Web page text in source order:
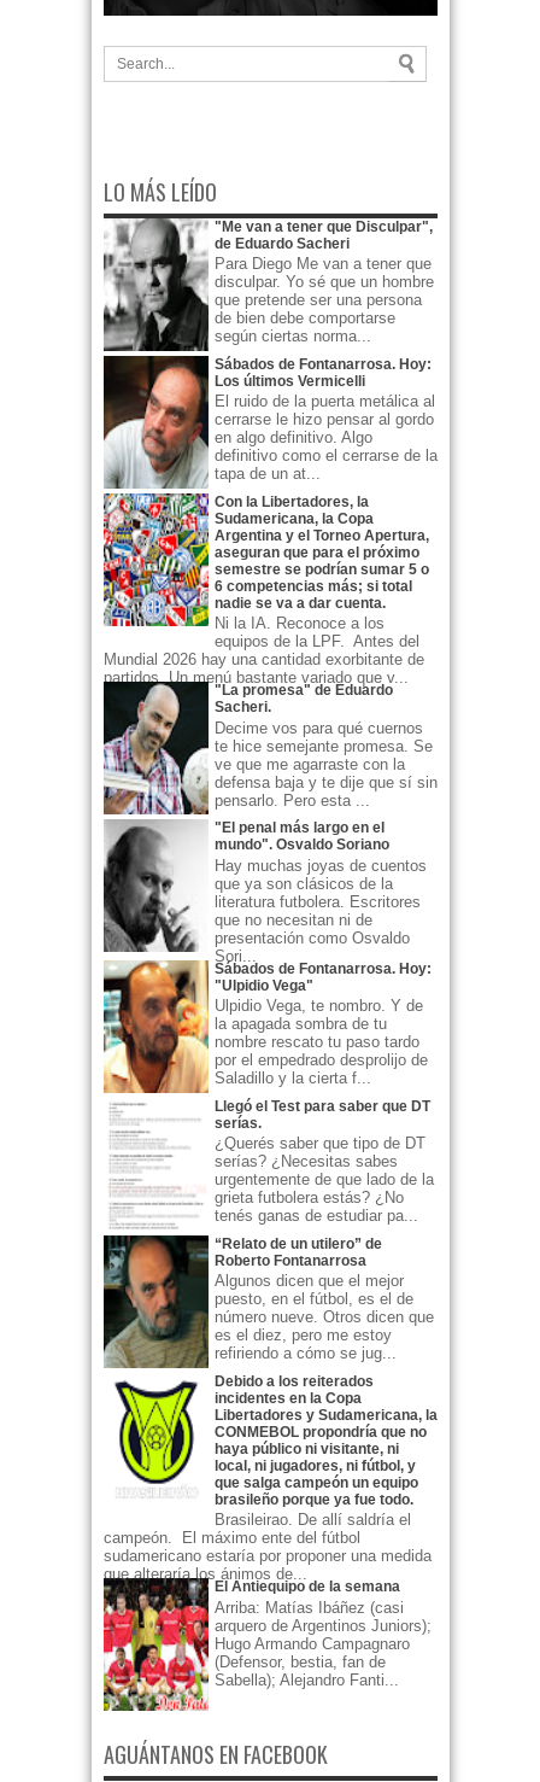
LO MÁS LEÍDO
"Me van a tener que Disculpar",
de Eduardo Sacheri
Para Diego Me van a tener que
disculpar. Yo sé que un hombre
que pretende ser una persona
de bien debe comportarse
según ciertas norma...
Sábados de Fontanarrosa. Hoy:
Los últimos Vermicelli
El ruido de la puerta metálica al
cerrarse le hizo pensar al gordo
en algo definitivo. Algo
definitivo como el cerrarse de la
tapa de un at...
Con la Libertadores, la
Sudamericana, la Copa
Argentina y el Torneo Apertura,
aseguran que para el próximo
semestre se podrían sumar 5 o
6 competencias más; si total
nadie se va a dar cuenta.
Ni la IA. Reconoce a los
equipos de la LPF. Antes del
Mundial 2026 hay una cantidad exorbitante de
partidos. Un menú bastante variado que v...
"La promesa" de Eduardo
Sacheri.
Decime vos para qué cuernos
te hice semejante promesa. Se
ve que me agarraste con la
defensa baja y te dije que sí sin
pensarlo. Pero esta ...
"El penal más largo en el
mundo". Osvaldo Soriano
Hay muchas joyas de cuentos
que ya son clásicos de la
literatura futbolera. Escritores
que no necesitan ni de
presentación como Osvaldo
Sori...
Sábados de Fontanarrosa. Hoy:
"Ulpidio Vega"
Ulpidio Vega, te nombro. Y de
la apagada sombra de tu
nombre rescato tu paso tardo
por el empedrado desprolijo de
Saladillo y la cierta f...
Llegó el Test para saber que DT
serías.
¿Querés saber que tipo de DT
serías? ¿Necesitas sabes
urgentemente de que lado de la
grieta futbolera estás? ¿No
tenés ganas de estudiar pa...
“Relato de un utilero” de
Roberto Fontanarrosa
Algunos dicen que el mejor
puesto, en el fútbol, es el de
número nueve. Otros dicen que
es el diez, pero me estoy
refiriendo a cómo se jug...
Debido a los reiterados
incidentes en la Copa
Libertadores y Sudamericana, la
CONMEBOL propondría que no
haya público ni visitante, ni
local, ni jugadores, ni fútbol, y
que salga campeón un equipo
brasileño porque ya fue todo.
Brasileirao. De allí saldría el
campeón. El máximo ente del fútbol
sudamericano estaría por proponer una medida
que alteraría los ánimos de...
El Antiequipo de la semana
Arriba: Matías Ibáñez (casi
arquero de Argentinos Juniors);
Hugo Armando Campagnaro
(Defensor, bestia, fan de
Sabella); Alejandro Fanti...
AGUÁNTANOS EN FACEBOOK